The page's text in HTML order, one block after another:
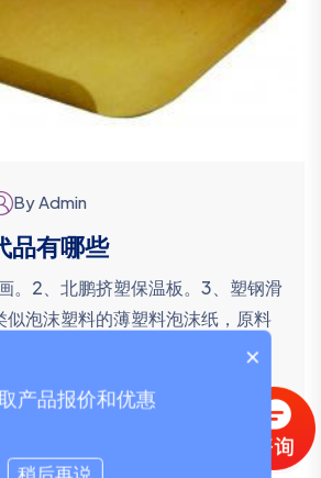
By Admin
品有哪些
。2、北鹏挤塑保温板。3、塑钢滑
似泡沫塑料的薄塑料泡沫纸，原料
×
产品报价和优惠